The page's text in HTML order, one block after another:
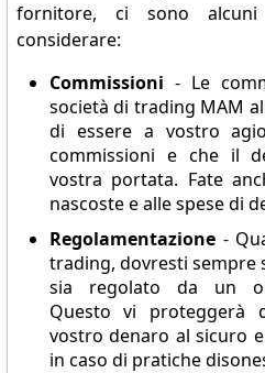
fornitore, ci sono
considerare:
Commissioni - Le
società di trading MAM
di essere a vostro
commissioni e che il
vostra portata. Fate
nascoste e alle spese di
Regolamentazione-
trading, dovresti sempre
sia regolato da un
Questo vi proteggerà
vostro denaro al sicuro
in caso di pratiche